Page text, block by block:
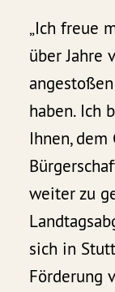
„Ich freue
über Jahre
haben. Ich
Ihnen,
weiter zu
sich in
Förderung